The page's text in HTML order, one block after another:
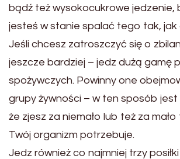
bądź też wysokocukrowe jedzenie,
jesteś w stanie spalać tego tak, jak
Jeśli chcesz zatroszczyć się o
jeszcze bardziej – jedz dużą gamę
spożywczych. Powinny one
grupy żywności – w ten sposób jest
że zjesz za niemało lub też za
Twój organizm potrzebuje.
Jedz również co najmniej trzy